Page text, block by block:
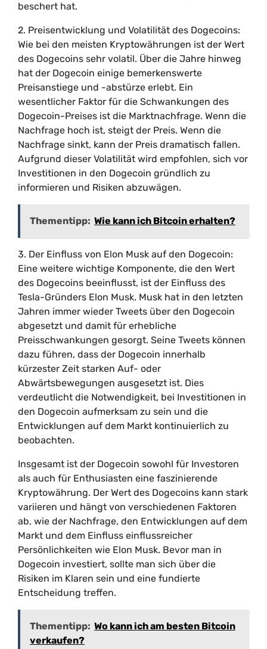
beschert hat.
2. Preisentwicklung und Volatilität des Dogecoins:
Wie bei den meisten Kryptowährungen ist der Wert
des Dogecoins sehr volatil. Über die Jahre hinweg
hat der Dogecoin einige bemerkenswerte
Preisanstiege und -abstürze erlebt. Ein
wesentlicher Faktor für die Schwankungen des
Dogecoin-Preises ist die Marktnachfrage. Wenn die
Nachfrage hoch ist, steigt der Preis. Wenn die
Nachfrage sinkt, kann der Preis dramatisch fallen.
Aufgrund dieser Volatilität wird empfohlen, sich vor
Investitionen in den Dogecoin gründlich zu
informieren und Risiken abzuwägen.
Thementipp: Wie kann ich Bitcoin erhalten?
3. Der Einfluss von Elon Musk auf den Dogecoin:
Eine weitere wichtige Komponente, die den Wert
des Dogecoins beeinflusst, ist der Einfluss des
Tesla-Gründers Elon Musk. Musk hat in den letzten
Jahren immer wieder Tweets über den Dogecoin
abgesetzt und damit für erhebliche
Preisschwankungen gesorgt. Seine Tweets können
dazu führen, dass der Dogecoin innerhalb
kürzester Zeit starken Auf- oder
Abwärtsbewegungen ausgesetzt ist. Dies
verdeutlicht die Notwendigkeit, bei Investitionen in
den Dogecoin aufmerksam zu sein und die
Entwicklungen auf dem Markt kontinuierlich zu
beobachten.
Insgesamt ist der Dogecoin sowohl für Investoren
als auch für Enthusiasten eine faszinierende
Kryptowährung. Der Wert des Dogecoins kann stark
variieren und hängt von verschiedenen Faktoren
ab, wie der Nachfrage, den Entwicklungen auf dem
Markt und dem Einfluss einflussreicher
Persönlichkeiten wie Elon Musk. Bevor man in
Dogecoin investiert, sollte man sich über die
Risiken im Klaren sein und eine fundierte
Entscheidung treffen.
Thementipp: Wo kann ich am besten Bitcoin
verkaufen?